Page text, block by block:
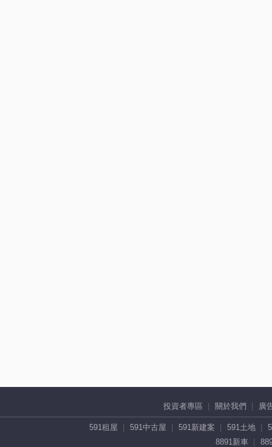
投資者專區 關於我們 廣
591租屋 591中古屋 591新建案 591土地
8891新車